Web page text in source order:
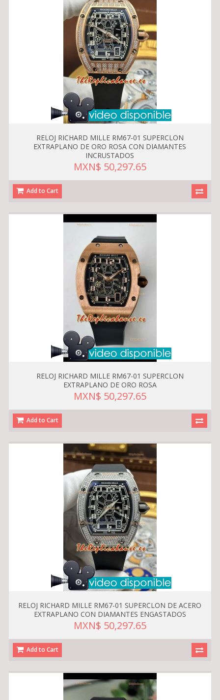
RELOJ RICHARD MILLE RM67-01 SUPERCLON
EXTRAPLANO DE ORO ROSA CON DIAMANTES
INCRUSTADOS
MXN$ 50,297.65
Add to Cart
RELOJ RICHARD MILLE RM67-01 SUPERCLON
EXTRAPLANO DE ORO ROSA
MXN$ 50,297.65
Add to Cart
RELOJ RICHARD MILLE RM67-01 SUPERCLON DE ACERO
EXTRAPLANO CON DIAMANTES ENGASTADOS
MXN$ 50,297.65
Add to Cart